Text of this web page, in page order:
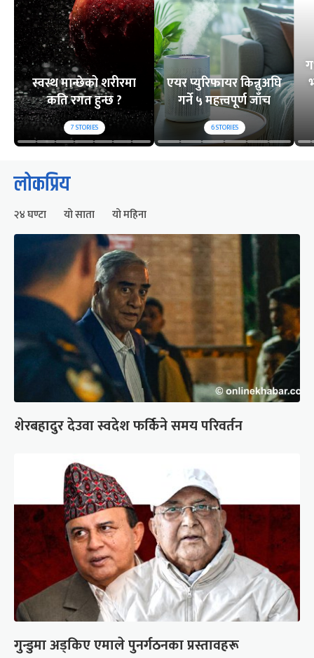
स्वस्थ मान्छेको शरीरमा
कति रगत हुन्छ ?
7STORIES
एयर प्युरिफायर किन्नुअघि
गर्ने ५ महत्त्वपूर्ण जाँच
6STORIES
लोकप्रिय
२४ घण्टा यो साता यो महिना
शेरबहादुर देउवा स्वदेश फर्किने समय परिवर्तन
गुन्डुमा अड्किए एमाले पुनर्गठनका प्रस्तावहरू